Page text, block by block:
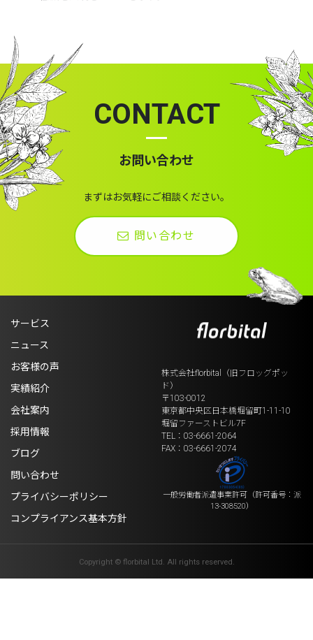
CONTACT
お問い合わせ
まずはお気軽にご相談ください。
問い合わせ
サービス
ニュース
お客様の声
実績紹介
会社案内
採用情報
ブログ
問い合わせ
プライバシーポリシー
コンプライアンス基本方針
株式会社florbital（旧フロッグポッ
ド）
〒103-0012
東京都中央区日本橋堀留町1-11-10
堀留ファーストビル7F
TEL：03-6661-2064
FAX：03-6661-2074
一般労働者派遣事業許可 （許可番号：派
13-308520）
Copyright © florbital Ltd. All rights reserved.